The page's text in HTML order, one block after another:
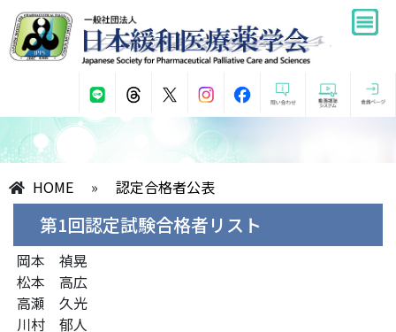
HOME » 認定合格者公表
第1回認定試験合格者リスト
岡本 禎晃
松本 高広
高瀬 久光
川村 郁人